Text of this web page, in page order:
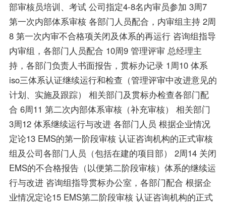
部审核员培训、考试 公司指定4-8名内审员参加 3周7
第一次内部体系审核 各部门人员配合，内审组主持 2周
8 第一次内审不合格项关闭及体系的再运行 咨询组指导
内审组，各部门人员配合 10周9 管理评审 总经理主
持，各部门负责人书面报告，贯标办记录 1周10 体系
iso三体系认证继续运行和检查（管理评审中改进意见的
计划、实施及跟踪） 相关部门及贯标办检查各部门配
合 6周11 第二次内部体系审核（补充审核） 相关部门
3周12 体系继续运行与改进 各部门人员 根据企业情况
定论13 EMS的第一阶段审核 认证咨询机构的正式审核
组及公司各部门人员（包括在建的项目部） 2周14 关闭
EMS的不合格报告（以便第二阶段审核）体系的继续运
行与改进 咨询组指导贯标办公室，各部门配合 根据企
业情况定论15 EMS第二阶段审核 认证咨询机构的正式